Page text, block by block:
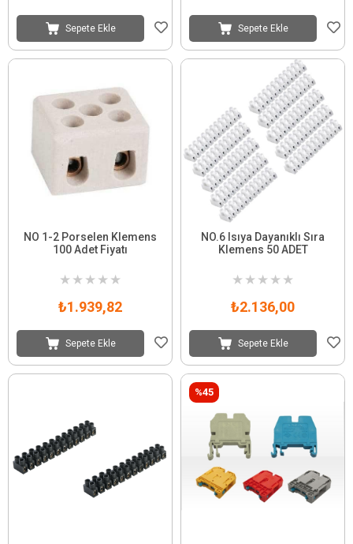
Sepete Ekle Sepete Ekle
NO 1-2 Porselen Klemens
100 Adet Fiyatı
★ ★ ★ ★ ★
₺1.939,82
Sepete Ekle
NO.6 Isıya Dayanıklı Sıra
Klemens 50 ADET
★ ★ ★ ★ ★
₺2.136,00
Sepete Ekle
%45